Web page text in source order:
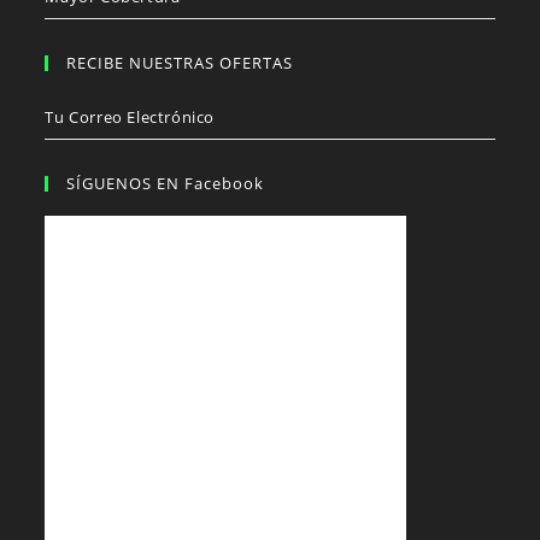
RECIBE NUESTRAS OFERTAS
Tu Correo Electrónico
SÍGUENOS EN Facebook